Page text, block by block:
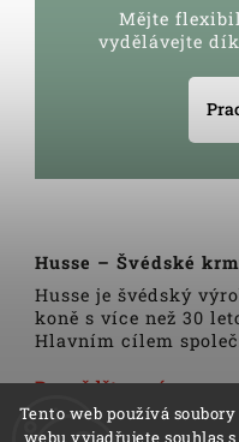
Tento web používá
webu vyjadřujete souhlas
Mějte
vydělávejte
Husse – Švédské
Husse je švédský
koně s více než 30
Hlavním cílem
Veškerá krmiva,
vyrobeny pouze z
vybraných surovin.
Dozvědět se více